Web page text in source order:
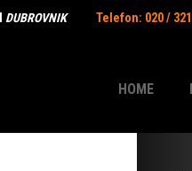
DUBROVNIK Telefon: 020 /
HOME